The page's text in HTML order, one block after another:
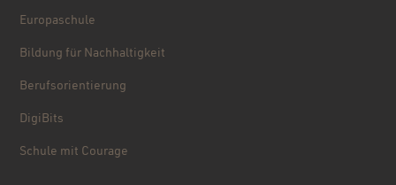
Europaschule
Bildung für Nachhaltigkeit
Berufsorientierung
DigiBits
Schule mit Courage